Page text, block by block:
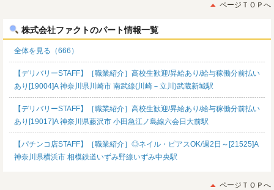
ページＴＯＰへ
株式会社ファクトのパート情報一覧
全体を見る（666）
【デリバリーSTAFF】［職業紹介］高校生歓迎/昇給あり/給与稼働分前払い
あり[19004]A 神奈川県川崎市 南武線(川崎－立川)武蔵新城駅
【デリバリーSTAFF】［職業紹介］高校生歓迎/昇給あり/給与稼働分前払い
あり[19017]A 神奈川県藤沢市 小田急江ノ島線六会日大前駅
【パチンコ店STAFF】［職業紹介］◎ネイル・ピアスOK/週2日～[21525]A
神奈川県横浜市 相模鉄道いずみ野線いずみ中央駅
ページＴＯＰへ